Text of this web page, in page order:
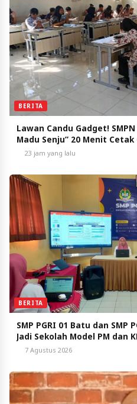
BERITA
Lawan Candu Gadget!
Madu Senju” 20 Menit
23 jam yang lalu
BERITA
SMP PGRI 01 Batu dan SMP
Jadi Sekolah Model PM dan
7 Agustus 2026